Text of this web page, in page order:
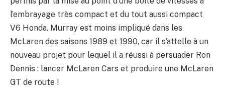
l’embrayage très compact et du tout aussi compact
V6 Honda. Murray est moins impliqué dans les
McLaren des saisons 1989 et 1990, car il s’attelle à un
nouveau projet pour lequel il a réussi à persuader Ron
Dennis : lancer McLaren Cars et produire une McLaren
GT de route !